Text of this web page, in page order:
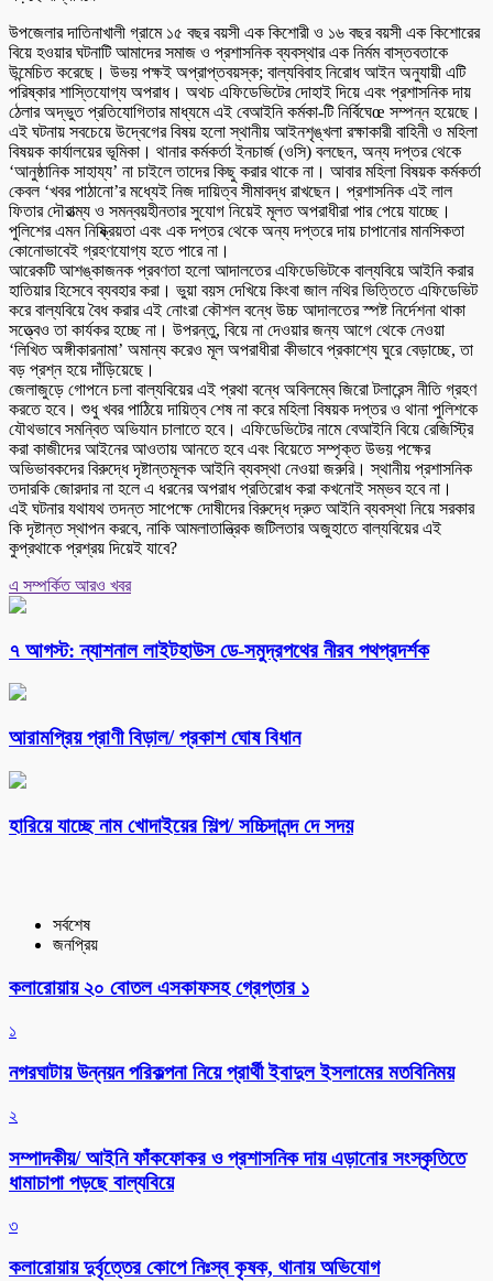
উপজেলার দাতিনাখালী গ্রামে ১৫ বছর বয়সী এক কিশোরী ও ১৬ বছর বয়সী এক কিশোরের
বিয়ে হওয়ার ঘটনাটি আমাদের সমাজ ও প্রশাসনিক ব্যবস্থার এক নির্মম বাস্তবতাকে
উন্মেচিত করেছে। উভয় পক্ষই অপ্রাপ্তবয়স্ক; বাল্যবিবাহ নিরোধ আইন অনুযায়ী এটি
পরিষ্কার শাস্তিযোগ্য অপরাধ। অথচ এফিডেভিটের দোহাই দিয়ে এবং প্রশাসনিক দায়
ঠেলার অদ্ভুত প্রতিযোগিতার মাধ্যমে এই বেআইনি কর্মকা-টি নির্বিঘেœ সম্পন্ন হয়েছে।
এই ঘটনায় সবচেয়ে উদ্বেগের বিষয় হলো স্থানীয় আইনশৃঙ্খলা রক্ষাকারী বাহিনী ও মহিলা
বিষয়ক কার্যালয়ের ভূমিকা। থানার কর্মকর্তা ইনচার্জ (ওসি) বলছেন, অন্য দপ্তর থেকে
‘আনুষ্ঠানিক সাহায্য’ না চাইলে তাদের কিছু করার থাকে না। আবার মহিলা বিষয়ক কর্মকর্তা
কেবল ‘খবর পাঠানো’র মধ্যেই নিজ দায়িত্ব সীমাবদ্ধ রাখছেন। প্রশাসনিক এই লাল
ফিতার দৌরাত্ম্য ও সমন্বয়হীনতার সুযোগ নিয়েই মূলত অপরাধীরা পার পেয়ে যাচ্ছে।
পুলিশের এমন নিষ্ক্রিয়তা এবং এক দপ্তর থেকে অন্য দপ্তরে দায় চাপানোর মানসিকতা
কোনোভাবেই গ্রহণযোগ্য হতে পারে না।
আরেকটি আশঙ্কাজনক প্রবণতা হলো আদালতের এফিডেভিটকে বাল্যবিয়ে আইনি করার
হাতিয়ার হিসেবে ব্যবহার করা। ভুয়া বয়স দেখিয়ে কিংবা জাল নথির ভিত্তিতে এফিডেভিট
করে বাল্যবিয়ে বৈধ করার এই নোংরা কৌশল বন্ধে উচ্চ আদালতের স্পষ্ট নির্দেশনা থাকা
সত্ত্বেও তা কার্যকর হচ্ছে না। উপরন্তু, বিয়ে না দেওয়ার জন্য আগে থেকে নেওয়া
‘লিখিত অঙ্গীকারনামা’ অমান্য করেও মূল অপরাধীরা কীভাবে প্রকাশ্যে ঘুরে বেড়াচ্ছে, তা
বড় প্রশ্ন হয়ে দাঁড়িয়েছে।
জেলাজুড়ে গোপনে চলা বাল্যবিয়ের এই প্রথা বন্ধে অবিলম্বে জিরো টলারেন্স নীতি গ্রহণ
করতে হবে। শুধু খবর পাঠিয়ে দায়িত্ব শেষ না করে মহিলা বিষয়ক দপ্তর ও থানা পুলিশকে
যৌথভাবে সমন্বিত অভিযান চালাতে হবে। এফিডেভিটের নামে বেআইনি বিয়ে রেজিস্ট্রি
করা কাজীদের আইনের আওতায় আনতে হবে এবং বিয়েতে সম্পৃক্ত উভয় পক্ষের
অভিভাবকদের বিরুদ্ধে দৃষ্টান্তমূলক আইনি ব্যবস্থা নেওয়া জরুরি। স্থানীয় প্রশাসনিক
তদারকি জোরদার না হলে এ ধরনের অপরাধ প্রতিরোধ করা কখনোই সম্ভব হবে না।
এই ঘটনার যথাযথ তদন্ত সাপেক্ষে দোষীদের বিরুদ্ধে দ্রুত আইনি ব্যবস্থা নিয়ে সরকার
কি দৃষ্টান্ত স্থাপন করবে, নাকি আমলাতান্ত্রিক জটিলতার অজুহাতে বাল্যবিয়ের এই
কুপ্রথাকে প্রশ্রয় দিয়েই যাবে?
এ সম্পর্কিত আরও খবর
৭ আগস্ট: ন্যাশনাল লাইটহাউস ডে-সমুদ্রপথের নীরব পথপ্রদর্শক
আরামপ্রিয় প্রাণী বিড়াল/ প্রকাশ ঘোষ বিধান
হারিয়ে যাচ্ছে নাম খোদাইয়ের শিল্প/ সচ্চিদানন্দ দে সদয়
সর্বশেষ
জনপ্রিয়
কলারোয়ায় ২০ বোতল এসকাফসহ গ্রেপ্তার ১
১
নগরঘাটায় উন্নয়ন পরিকল্পনা নিয়ে প্রার্থী ইবাদুল ইসলামের মতবিনিময়
২
সম্পাদকীয়/ আইনি ফাঁকফোকর ও প্রশাসনিক দায় এড়ানোর সংস্কৃতিতে
ধামাচাপা পড়ছে বাল্যবিয়ে
৩
কলারোয়ায় দুর্বৃত্তের কোপে নিঃস্ব কৃষক, থানায় অভিযোগ